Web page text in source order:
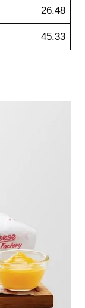
26.48
45.33